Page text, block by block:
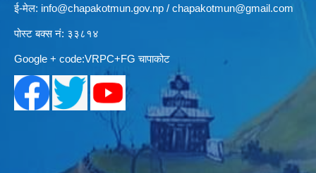
ई-मेल: info@chapakotmun.gov.np / chapakotmun@gmail.com
पोस्ट बक्स नं: ३३८१४
Google + code:VRPC+FG चापाकोट